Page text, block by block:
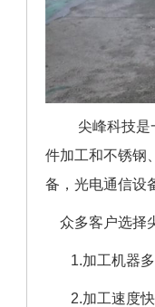
尖峰科技是一
件加工和不锈钢
备，光电通信设
众多客户选择
1.加工机器多
2.加工速度快